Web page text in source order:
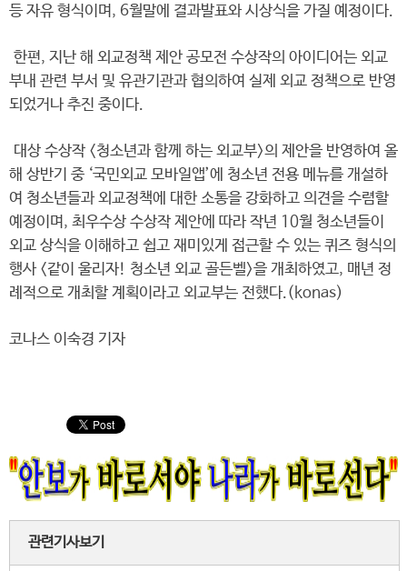
등 자유 형식이며, 6월말에 결과발표와 시상식을 가질 예정이다.
한편, 지난 해 외교정책 제안 공모전 수상작의 아이디어는 외교
부내 관련 부서 및 유관기관과 협의하여 실제 외교 정책으로 반영
되었거나 추진 중이다.
대상 수상작 <청소년과 함께 하는 외교부>의 제안을 반영하여 올
해 상반기 중 ‘국민외교 모바일앱’에 청소년 전용 메뉴를 개설하
여 청소년들과 외교정책에 대한 소통을 강화하고 의견을 수렴할
예정이며, 최우수상 수상작 제안에 따라 작년 10월 청소년들이
외교 상식을 이해하고 쉽고 재미있게 접근할 수 있는 퀴즈 형식의
행사 <같이 울리자! 청소년 외교 골든벨>을 개최하였고, 매년 정
례적으로 개최할 계획이라고 외교부는 전했다.(konas)
코나스 이숙경 기자
관련기사보기